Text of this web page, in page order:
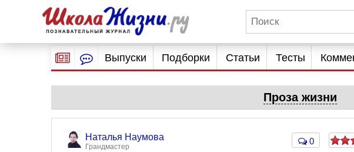
Выпуски Подборки Статьи Тесты
Проза жизни
Наталья Наумова
Грандмастер
0